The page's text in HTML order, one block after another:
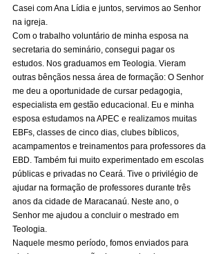
Casei com Ana Lídia e juntos, servimos ao Senhor
na igreja.
Com o trabalho voluntário de minha esposa na
secretaria do seminário, consegui pagar os
estudos. Nos graduamos em Teologia. Vieram
outras bênçãos nessa área de formação: O Senhor
me deu a oportunidade de cursar pedagogia,
especialista em gestão educacional. Eu e minha
esposa estudamos na APEC e realizamos muitas
EBFs, classes de cinco dias, clubes bíblicos,
acampamentos e treinamentos para professores da
EBD. Também fui muito experimentado em escolas
públicas e privadas no Ceará. Tive o privilégio de
ajudar na formação de professores durante três
anos da cidade de Maracanaú. Neste ano, o
Senhor me ajudou a concluir o mestrado em
Teologia.
Naquele mesmo período, fomos enviados para